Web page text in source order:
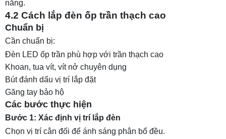
năng.
4.2 Cách lắp đèn ốp trần thạch cao
Chuẩn bị
Cần chuẩn bị:
Đèn LED ốp trần phù hợp với trần thạch cao
Khoan, tua vít, vít nở chuyên dụng
Bút đánh dấu vị trí lắp đặt
Găng tay bảo hộ
Các bước thực hiện
Bước 1: Xác định vị trí lắp đèn
Chọn vị trí cân đối để ánh sáng phân bổ đều.